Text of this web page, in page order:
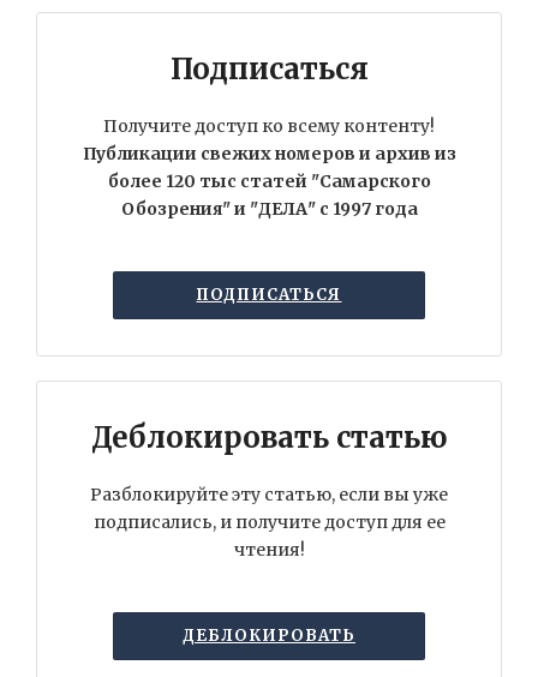
Подписаться
Получите доступ ко всему контенту!
Публикации свежих номеров и архив из
более 120 тыс статей "Самарского
Обозрения" и "ДЕЛА" с 1997 года
ПОДПИСАТЬСЯ
Деблокировать статью
Разблокируйте эту статью, если вы уже
подписались, и получите доступ для ее
чтения!
ДЕБЛОКИРОВАТЬ